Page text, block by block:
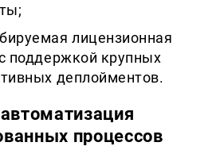
лицензионная
поддержкой крупных
деплойментов.
процессов